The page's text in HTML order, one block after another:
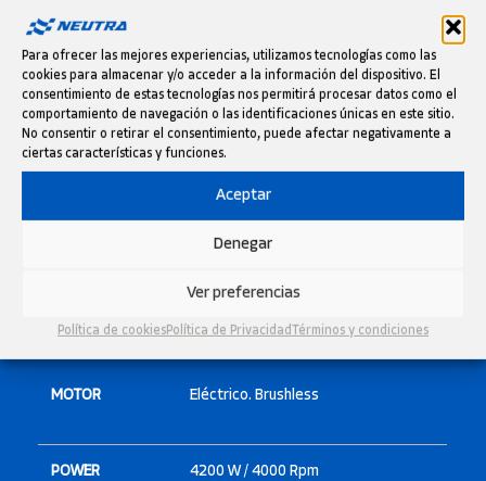
Para ofrecer las mejores experiencias, utilizamos tecnologías como las
cookies para almacenar y/o acceder a la información del dispositivo. El
consentimiento de estas tecnologías nos permitirá procesar datos como el
comportamiento de navegación o las identificaciones únicas en este sitio.
No consentir o retirar el consentimiento, puede afectar negativamente a
ciertas características y funciones.
Aceptar
Denegar
Ver preferencias
Política de cookiesPolítica de Privacidad Términos y condiciones
ESPECIFICACIONES
TÉCNICAS
MOTOR Eléctrico. Brushless
POWER 4200 W / 4000 Rpm